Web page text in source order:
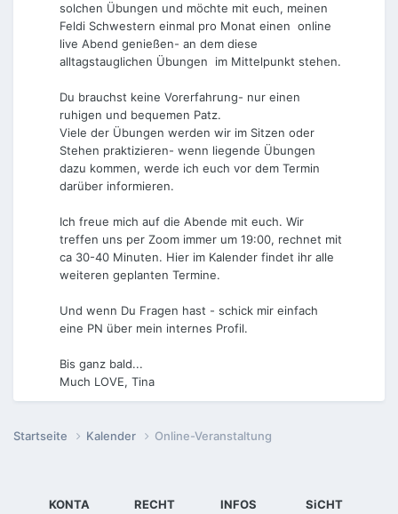
solchen Übungen und möchte mit euch, meinen
Feldi Schwestern einmal pro Monat einen online
live Abend genießen- an dem diese
alltagstauglichen Übungen im Mittelpunkt stehen.
Du brauchst keine Vorerfahrung- nur einen
ruhigen und bequemen Patz.
Viele der Übungen werden wir im Sitzen oder
Stehen praktizieren- wenn liegende Übungen
dazu kommen, werde ich euch vor dem Termin
darüber informieren.
Ich freue mich auf die Abende mit euch. Wir
treffen uns per Zoom immer um 19:00, rechnet mit
ca 30-40 Minuten. Hier im Kalender findet ihr alle
weiteren geplanten Termine.
Und wenn Du Fragen hast - schick mir einfach
eine PN über mein internes Profil.
Bis ganz bald...
Much LOVE, Tina
Startseite Kalender Online-Veranstaltung
KONTA
RECHT
INFOS
SiCHT